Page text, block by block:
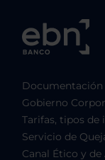
Documentación
Gobierno
Tarifas, tipos de
Servicio de
Canal Ético y de